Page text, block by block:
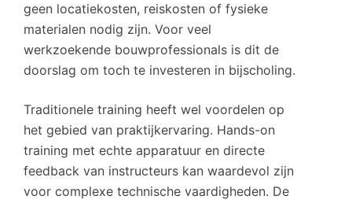
geen locatiekosten, reiskosten of fysieke
materialen nodig zijn. Voor veel
werkzoekende bouwprofessionals is dit de
doorslag om toch te investeren in bijscholing.
Traditionele training heeft wel voordelen op
het gebied van praktijkervaring. Hands-on
training met echte apparatuur en directe
feedback van instructeurs kan waardevol zijn
voor complexe technische vaardigheden. De